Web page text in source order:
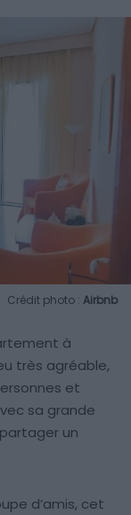
Crédit photo : Airbnb
à
très agréable,
et
sa grande
un
d’amis, cet